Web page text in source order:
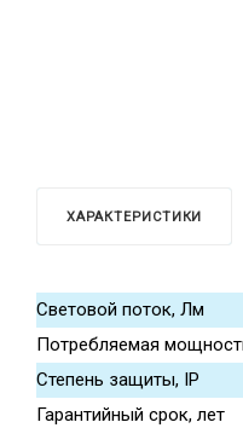
ХАРАКТЕРИСТИКИ
Световой поток, Лм
Потребляемая
Степень защиты, IP
Гарантийный срок, лет